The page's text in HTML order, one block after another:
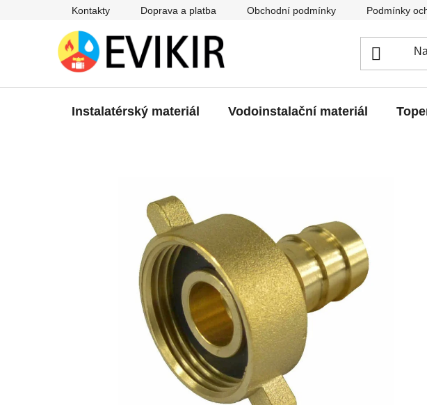
Kontakty Doprava a platba Obchodní podmínky Podmínky
Instalatérský materiál Vodoinstalační materiál